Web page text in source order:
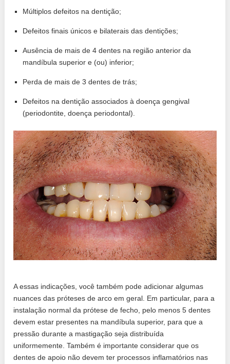
Múltiplos defeitos na dentição;
Defeitos finais únicos e bilaterais das dentições;
Ausência de mais de 4 dentes na região anterior da
mandíbula superior e (ou) inferior;
Perda de mais de 3 dentes de trás;
Defeitos na dentição associados à doença gengival
(periodontite, doença periodontal).
A essas indicações, você também pode adicionar algumas
nuances das próteses de arco em geral. Em particular, para a
instalação normal da prótese de fecho, pelo menos 5 dentes
devem estar presentes na mandíbula superior, para que a
pressão durante a mastigação seja distribuída
uniformemente. Também é importante considerar que os
dentes de apoio não devem ter processos inflamatórios nas